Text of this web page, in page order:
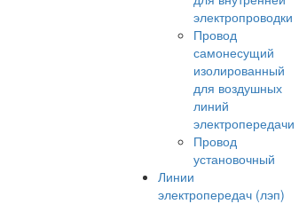
электропроводки
Провод
самонесущий
изолированный
для воздушных
линий
электропередачи
Провод
установочный
Линии
электропередач (лэп)